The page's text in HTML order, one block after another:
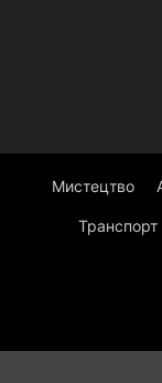
Мистецтво
Транспорт